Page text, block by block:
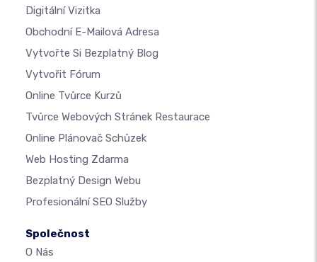
Digitální Vizitka
Obchodní E-Mailová Adresa
Vytvořte Si Bezplatný Blog
Vytvořit Fórum
Online Tvůrce Kurzů
Tvůrce Webových Stránek Restaurace
Online Plánovač Schůzek
Web Hosting Zdarma
Bezplatný Design Webu
Profesionální SEO Služby
Společnost
O Nás